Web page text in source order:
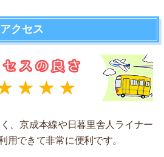
クセス
、京成本線や日暮里舎人ライナー
用できて非常に便利です。